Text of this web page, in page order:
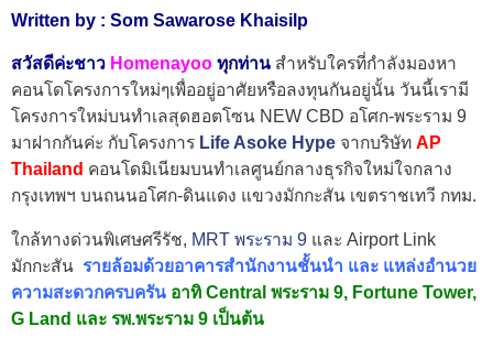
Written by : Som Sawarose Khaisilp
สวัสดีค่ะชาว Homenayoo ทุกท่าน สำหรับใครที่กำลังมองหา
คอนโดโครงการใหม่ๆเพื่ออยู่อาศัยหรือลงทุนกันอยู่นั้น วันนี้เรามี
โครงการใหม่บนทำเลสุดฮอตโซน NEW CBD อโศก-พระราม 9
มาฝากกันค่ะ กับโครงการ Life Asoke Hype จากบริษัท AP
Thailand คอนโดมิเนียมบนทำเลศูนย์กลางธุรกิจใหม่ใจกลาง
กรุงเทพฯ บนถนนอโศก-ดินแดง แขวงมักกะสัน เขตราชเทวี กทม.
ใกล้ทางด่วนพิเศษศรีรัช, MRT พระราม 9 และ Airport Link
มักกะสัน รายล้อมด้วยอาคารสำนักงานชั้นนำ และ แหล่งอำนวย
ความสะดวกครบครัน อาทิ Central พระราม 9, Fortune Tower,
G Land และ รพ.พระราม 9 เป็นต้น